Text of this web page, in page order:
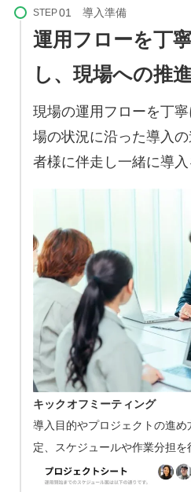
STEP
運用フローを丁
し、現場への推
現場の運用フローを丁
場の状況に沿った導入
者様に伴走し一緒に導入
キックオフミーティング
導入目的やプロジェクトの進
定、スケジュールや作業分担を